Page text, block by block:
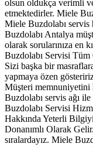
olsun oldukça verimli
etmektedirler. Miele
Miele Buzdolabı
Buzdolabı Antalya
olarak sorularınıza en
Buzdolabı Servisi Tüm
Sizi başka bir
yapmaya özen
Müşteri memnuniyetini
Buzdolabı servis ağı
Buzdolabı Servisi
Hakkında Yeterli
Donanımlı Olarak
sıralardayız. Miele